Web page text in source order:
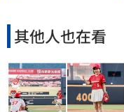
其他人也在看